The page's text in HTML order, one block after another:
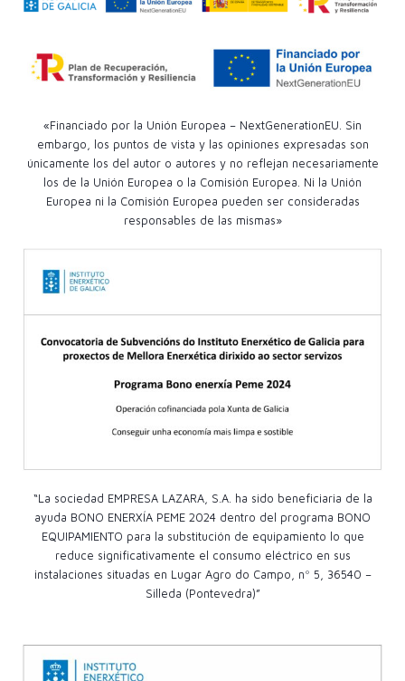
«Financiado por la Unión Europea – NextGenerationEU. Sin
embargo, los puntos de vista y las opiniones expresadas son
únicamente los del autor o autores y no reflejan necesariamente
los de la Unión Europea o la Comisión Europea. Ni la Unión
Europea ni la Comisión Europea pueden ser consideradas
responsables de las mismas»
“La sociedad EMPRESA LAZARA, S.A. ha sido beneficiaria de la
ayuda BONO ENERXÍA PEME 2024 dentro del programa BONO
EQUIPAMIENTO para la substitución de equipamiento lo que
reduce significativamente el consumo eléctrico en sus
instalaciones situadas en Lugar Agro do Campo, nº 5, 36540 –
Silleda (Pontevedra)”